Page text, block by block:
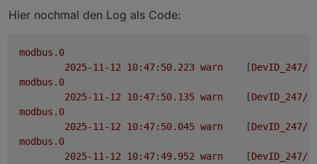
Hier nochmal den Log als Code:
modbus.0
warn
	[
DevID_247/
modbus.0
warn
	[
DevID_247/
modbus.0
warn
	[
DevID_247/
modbus.0
warn
	[
DevID_247/